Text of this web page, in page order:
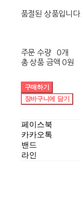
품절된 상품입니다.
주문 수량
0개
총 상품 금액 0원
구매하기
장바구니에 담기
페이스북
카카오톡
밴드
라인